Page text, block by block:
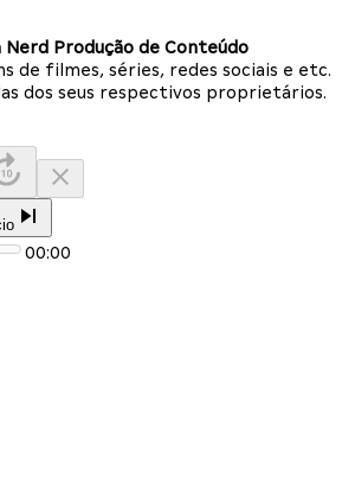
Nerd Produção de Conteúdo
de filmes, séries, redes sociais e etc.
dos seus respectivos proprietários.
00:00